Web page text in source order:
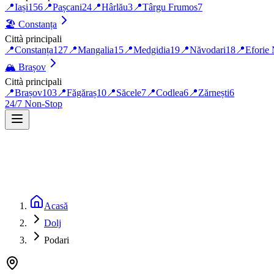
📍Iași156 📍Pașcani24 📍Hârlău3 📍Târgu Frumos7
🏖️ Constanța
Città principali
📍Constanța127 📍Mangalia15 📍Medgidia19 📍Năvodari18 📍Eforie
🏔️ Brașov
Città principali
📍Brașov103 📍Făgăraș10 📍Săcele7 📍Codlea6 📍Zărnești6
24/7 Non-Stop
Acasă
Dolj
Podari